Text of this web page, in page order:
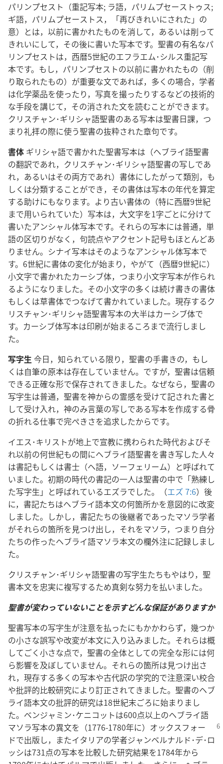
パリンプセスト（重記写本; ラ語，パリムプセーストゥス;
ギ語，パリムプセーストス，「再びきれいにされた」の
意）とは，以前に書かれたものを消して，あるいは削って
きれいにして，その後に書いた写本です。聖書の有名なパ
リンプセストは，西暦5世紀のエフラエム･シルス重記写
本です。もし，パリンプセストの以前に書かれたもの（削
り取られたもの）が重要な文であれば，多くの場合，学者
は化学薬品を使ったり，写真を撮ったりするなどの技術的
な手段を講じて，その消された文を読むことができます。
クリスチャン･ギリシャ語聖書のある写本は聖書日課，つ
まり礼拝の際に使う聖書の抜粋された章句です。
書体
の翻訳であれ，クリスチャン･ギリシャ語聖書の写しであ
れ，あるいはその両方であれ）書体にしたがって類別，も
しくは分類することができ，その書体は写本の年代を算定
する助けにもなります。より古い書体の（特に西暦9世紀
まで用いられていた）写本は，大文字を1字ごとに分けて
書いたアンシャル体写本です。それらの写本には普通，単
語の区切りがなく，句読点やアクセント記号もほとんどあ
りません。シナイ写本はそのようなアンシャル体写本で
す。6世紀に書体の変化が始まり，やがて（西暦9世紀に）
小文字で書かれたカーシブ体，つまり小文字写本が作られ
るようになりました。その小文字の多くは続け書きの書体
もしくは草書体でつなげて書かれていました。現存するク
リスチャン･ギリシャ語聖書写本の大半はカーシブ体で
す。カーシブ体写本は印刷が始まるころまで流行しまし
た。
写字生
くは自筆の原本は存在していません。ですが，聖書は信頼
できる正確な形で保存されてきました。なぜなら，聖書の
写字生は普通，聖書を神からの霊感を受けて記された書と
して受け入れ，神のみ言葉の写しである写本を作成する骨
の折れる仕事で完ぺきさを追求したからです。
イエス･キリストが地上で宣教に携わられた時代およびそ
れ以前の何世紀もの間にヘブライ語聖書を書き写した人々
は書記もしくは書士（ヘ語，ソーフェリーム）と呼ばれて
いました。初期の時代の書記の一人は聖書の中で「熟練し
た写字生」と呼ばれているエズラでした。（エズ 7:6）後
に，書記たちはヘブライ語本文の何箇所かを意図的に改変
しました。しかし，書記たちの後継者であったマソラ学者
がそれらの箇所を見つけ出し，それをマソラ，つまり自分
たちの作ったヘブライ語マソラ本文の欄外注に記録しまし
た。
クリスチャン･ギリシャ語聖書の写字生たちもやはり，聖
書本文を忠実に複写するため真剣な努力を払いました。
聖書が変わっていないことを示すどんな保証がありますか
聖書写本の写字生が注意を払ったにもかかわらず，幾つか
の小さな誤写や改変が本文に入り込みました。それらは概
してごく小さな点で，聖書の全体としての完全な形には何
ら影響を及ぼしていません。それらの箇所は見つけ出さ
れ，現存する多くの写本や古代訳の学究的で注意深い校合
や批評的比較研究により訂正されてきました。聖書のヘブ
ライ語本文の批評的研究は18世紀末ごろに始まりまし
た。ベンジャミン･ケニコットは600点以上のヘブライ語
マソラ写本の異文を （1776-1780年に）オックスフォー
ドで出版し，またイタリアの学者ジャンベルナルド･デ･ロ
ッシは731点の写本を比較した研究結果を1784年から